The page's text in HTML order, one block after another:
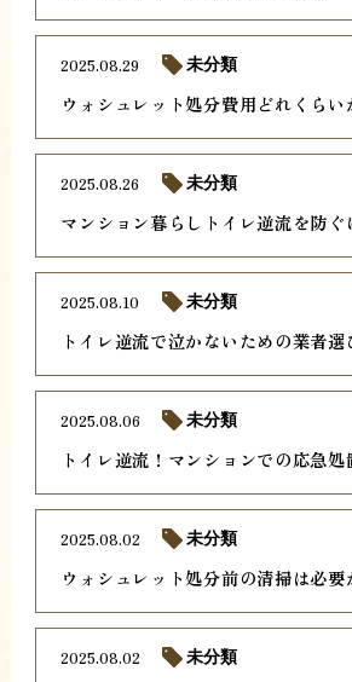
ウォシュレット処分費用どれくらい
2025.08.29 未分類
マンション暮らしトイレ逆流を防ぐ
2025.08.26 未分類
トイレ逆流で泣かないための業者選
2025.08.10 未分類
トイレ逆流！マンションでの応急処
2025.08.06 未分類
ウォシュレット処分前の清掃は必要
2025.08.02 未分類
2025.08.02 未分類